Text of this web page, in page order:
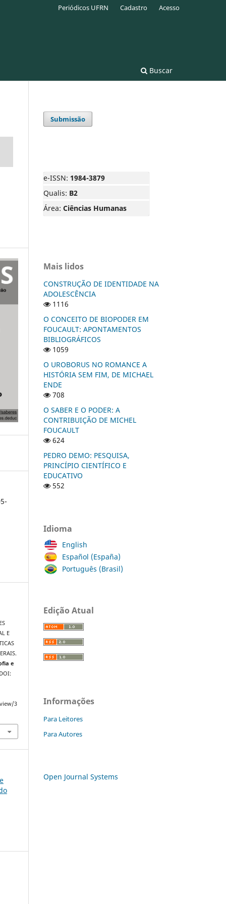
Buscar
Periódicos UFRN Cadastro Acesso
E
e
3
Submissão
e-ISSN: 1984-3879
Qualis: B2
Área: Ciências Humanas
Mais lidos
CONSTRUÇÃO DE IDENTIDADE NA
ADOLESCÊNCIA
1116
O CONCEITO DE BIOPODER EM
FOUCAULT: APONTAMENTOS
BIBLIOGRÁFICOS
1059
O UROBORUS NO ROMANCE A
HISTÓRIA SEM FIM, DE MICHAEL
ENDE
708
O SABER E O PODER: A
CONTRIBUIÇÃO DE MICHEL
FOUCAULT
624
PEDRO DEMO: PESQUISA,
PRINCÍPIO CIENTÍFICO E
EDUCATIVO
552
Idioma
English
Español (España)
Português (Brasil)
Edição Atual
Informações
Para Leitores
Para Autores
Open Journal Systems